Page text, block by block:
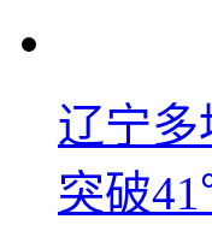
辽宁
突破